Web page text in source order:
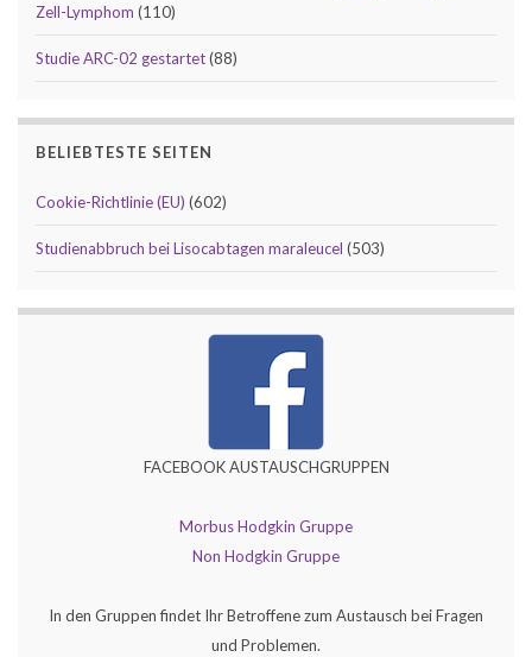
Zell-Lymphom (110)
Studie ARC-02 gestartet(88)
BELIEBTESTE SEITEN
Cookie-Richtlinie (EU) (602)
Studienabbruch bei Lisocabtagen maraleucel (503)
FACEBOOK AUSTAUSCHGRUPPEN
Morbus Hodgkin Gruppe
Non Hodgkin Gruppe
In den Gruppen findet Ihr Betroffene zum Austausch bei Fragen
und Problemen.